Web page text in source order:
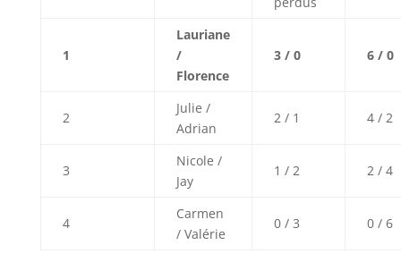
1
Lauriane
/
Florence
3 / 0 6 / 0
2
Julie /
Adrian
2 / 1 4 / 2
3
Nicole /
Jay
1 / 2 2 / 4
4
Carmen
/ Valérie
0 / 3 0 / 6